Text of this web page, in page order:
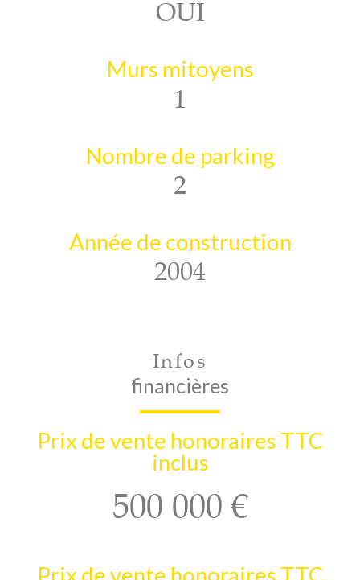
OUI
Murs mitoyens
1
Nombre de parking
2
Année de construction
2004
Infos
financières
Prix de vente honoraires TTC
inclus
500 000 €